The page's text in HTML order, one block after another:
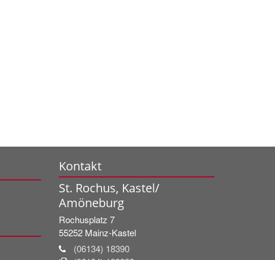
Kontakt
St. Rochus, Kastel/
Amöneburg
Rochusplatz 7
55252 Mainz-Kastel
(06134) 18390